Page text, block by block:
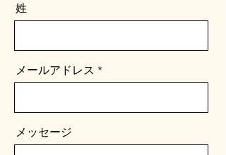
姓
メールアドレス
メッセージ